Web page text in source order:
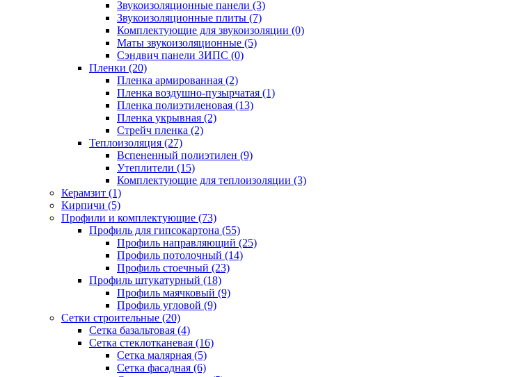
Звукоизоляционные панели (3)
Звукоизоляционные плиты (7)
Комплектующие для звукоизоляции (0)
Маты звукоизоляционные (5)
Сэндвич панели ЗИПС (0)
Пленки (20)
Пленка армированная (2)
Пленка воздушно-пузырчатая (1)
Пленка полиэтиленовая (13)
Пленка укрывная (2)
Стрейч пленка (2)
Теплоизоляция (27)
Вспененный полиэтилен (9)
Утеплители (15)
Комплектующие для теплоизоляции (3)
Керамзит (1)
Кирпичи (5)
Профили и комплектующие (73)
Профиль для гипсокартона (55)
Профиль направляющий (25)
Профиль потолочный (14)
Профиль стоечный (23)
Профиль штукатурный (18)
Профиль маячковый (9)
Профиль угловой (9)
Сетки строительные (20)
Сетка базальтовая (4)
Сетка стеклотканевая (16)
Сетка малярная (5)
Сетка фасадная (6)